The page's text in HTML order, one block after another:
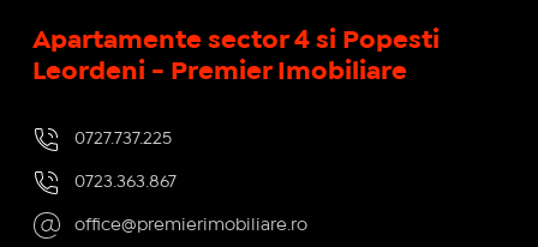
Apartamente sector 4 si Popesti
Leordeni - Premier Imobiliare
0727.737.225
0723.363.867
office@premierimobiliare.ro